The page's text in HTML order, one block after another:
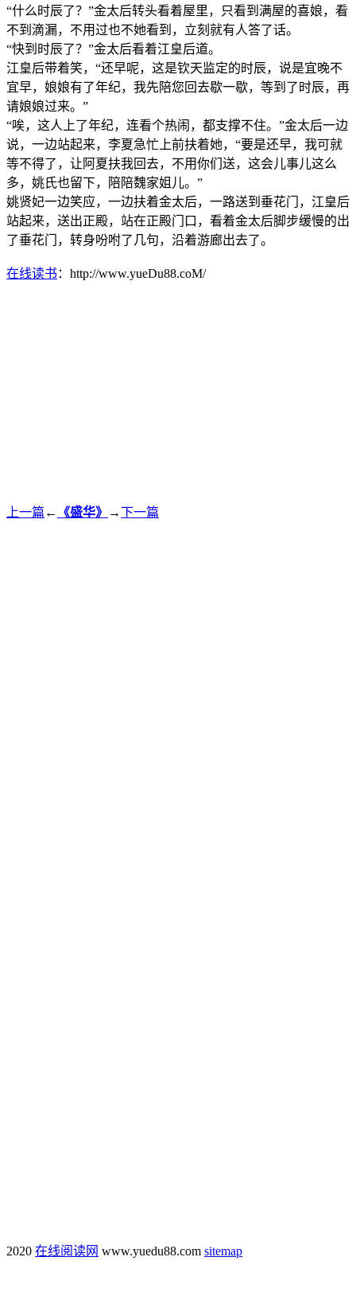
“什么时辰了？”金太后转头看着屋里，只看到满屋的喜娘，看
不到滴漏，不用过也不她看到，立刻就有人答了话。
“快到时辰了？”金太后看着江皇后道。
江皇后带着笑，“还早呢，这是钦天监定的时辰，说是宜晚不
宜早，娘娘有了年纪，我先陪您回去歇一歇，等到了时辰，再
请娘娘过来。”
“唉，这人上了年纪，连看个热闹，都支撑不住。”金太后一边
说，一边站起来，李夏急忙上前扶着她，“要是还早，我可就
等不得了，让阿夏扶我回去，不用你们送，这会儿事儿这么
多，姚氏也留下，陪陪魏家姐儿。”
姚贤妃一边笑应，一边扶着金太后，一路送到垂花门，江皇后
站起来，送出正殿，站在正殿门口，看着金太后脚步缓慢的出
了垂花门，转身吩咐了几句，沿着游廊出去了。
在线读书 ：http://www.yueDu88.coM/
上一篇 ← 《盛华》 →下一篇
2020 在线阅读网 www.yuedu88.com sitemap